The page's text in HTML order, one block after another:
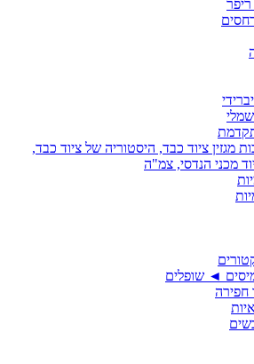
מגזין ציוד כבד, היסטוריה של ציוד כבד,
מכני הנדסי, צמ"ה
◄ שופלים
חפירה